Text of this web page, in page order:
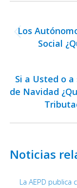
entre
Los
Social
Si a Usted o
de Navidad
Noticias
La AEPD